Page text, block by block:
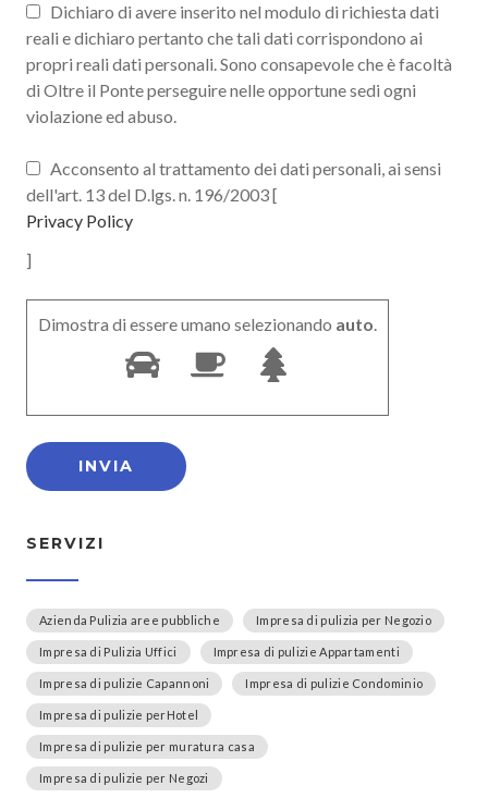
Dichiaro di avere inserito nel modulo di richiesta dati
reali e dichiaro pertanto che tali dati corrispondono ai
propri reali dati personali. Sono consapevole che è facoltà
di Oltre il Ponte perseguire nelle opportune sedi ogni
violazione ed abuso.
Acconsento al trattamento dei dati personali, ai sensi
dell'art. 13 del D.lgs. n. 196/2003 [
Privacy Policy
]
Dimostra di essere umano selezionando auto.
SERVIZI
Azienda Pulizia aree pubbliche Impresa di pulizia per Negozio
Impresa di Pulizia Uffici Impresa di pulizie Appartamenti
Impresa di pulizie Capannoni Impresa di pulizie Condominio
Impresa di pulizie perHotel
Impresa di pulizie per muratura casa
Impresa di pulizie per Negozi